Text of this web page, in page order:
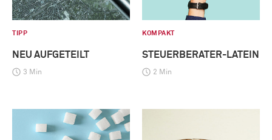
TIPP
NEU AUFGETEILT
3 Min
KOMPAKT
STEUERBERATER-LATEIN
2 Min